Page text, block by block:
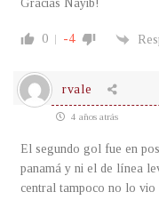
Gracias Nayib!
0 -4
rvale
4 años atrás
El segundo gol fue en
panamá y ni el de línea
central tampoco no lo